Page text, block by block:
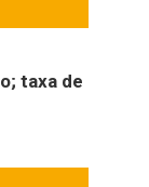
taxa de